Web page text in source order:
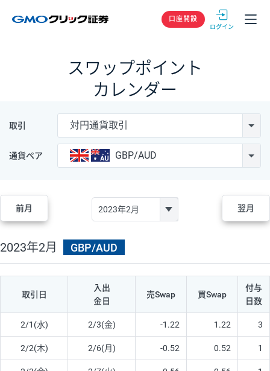
GMOクリック
口座開設
スワップポイント
カレンダー
取引 対円通貨取引
通貨ペア GBP/AUD
前月 翌月
2023年2月 GBP/AUD
取引日
入出
金日
売Swap 買Swap
付与
日数
2/1(水) 2/3(金) -1.22 1.22 3
2/2(木) 2/6(月) -0.52 0.52 1